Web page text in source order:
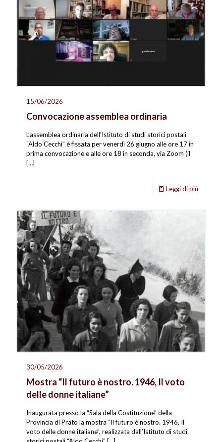
15/06/2026
Convocazione assemblea ordinaria
L’assemblea ordinaria dell’Istituto di studi storici postali
“Aldo Cecchi” è fissata per venerdì 26 giugno alle ore 17 in
prima convocazione e alle ore 18 in seconda, via Zoom (il
[…]
Leggi di più
30/05/2026
Mostra “Il futuro è nostro. 1946, Il voto
delle donne italiane”
Inaugurata presso la “Sala della Costituzione” della
Provincia di Prato la mostra “Il futuro è nostro. 1946, Il
voto delle donne italiane”, realizzata dall’Istituto di studi